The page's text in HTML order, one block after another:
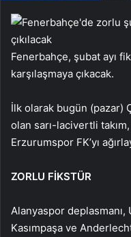
Fenerbahçe, şubat ayı
karşılaşmaya çıkacak.
İlk olarak bugün (pazar)
olan sarı-lacivertli
Erzurumspor FK’yı
ZORLU FİKSTÜR
Alanyaspor deplasmanı,
Kasımpaşa ve